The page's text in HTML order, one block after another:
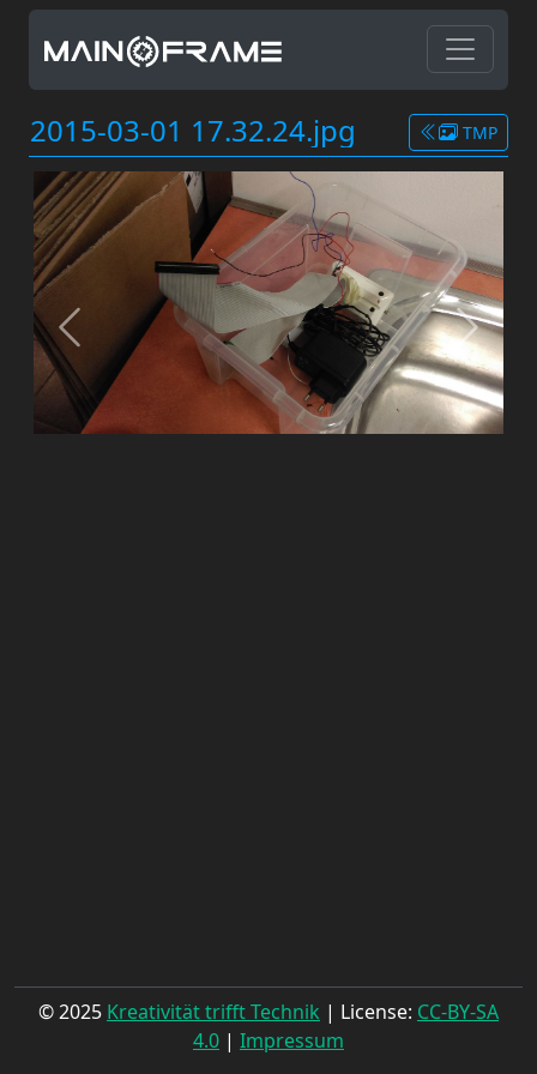
2015-03-01 17.32.24.jpg TMP
© 2025 Kreativität trifft Technik | License: CC-BY-SA
4.0 | Impressum